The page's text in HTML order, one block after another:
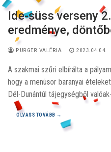
Ide-süss verseny
eredménye,
PURGER VALÉRIA 2023.04.04.
A szakmai szűri elbírálta a
hogy a menüsor baranyai
Dél-Dunántúl tájegységből
OLVASS TOVÁBB →